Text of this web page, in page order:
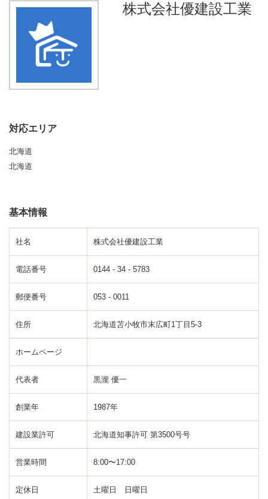
株式会社優建設工業
対応エリア
北海道
北海道
基本情報
社名 株式会社優建設工業
電話番号 0144 - 34 - 5783
郵便番号 053 - 0011
住所 北海道苫小牧市末広町1丁目5-3
ホームページ
代表者 黒瀧 優一
創業年 1987年
建設業許可 北海道知事許可 第3500号号
営業時間 8:00〜17:00
定休日 土曜日 日曜日